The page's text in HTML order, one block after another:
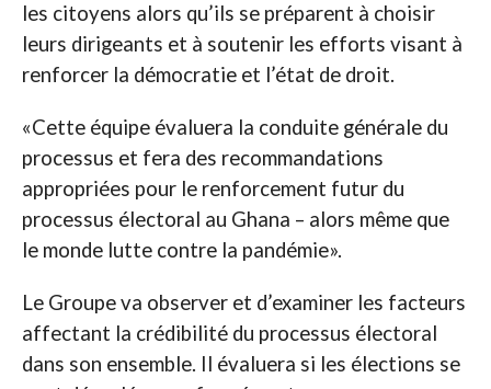
les citoyens alors qu’ils se préparent à choisir
leurs dirigeants et à soutenir les efforts visant à
renforcer la démocratie et l’état de droit.
«Cette équipe évaluera la conduite générale du
processus et fera des recommandations
appropriées pour le renforcement futur du
processus électoral au Ghana – alors même que
le monde lutte contre la pandémie».
Le Groupe va observer et d’examiner les facteurs
affectant la crédibilité du processus électoral
dans son ensemble. Il évaluera si les élections se